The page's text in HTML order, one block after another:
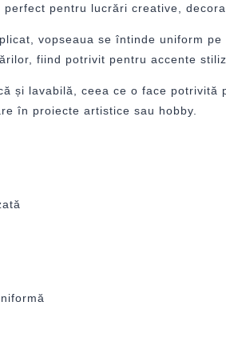
pentru lucrări creative,
vopseaua se întinde uniform
fiind potrivit pentru accente
și lavabilă, ceea ce o face
în proiecte artistice sau hobby.